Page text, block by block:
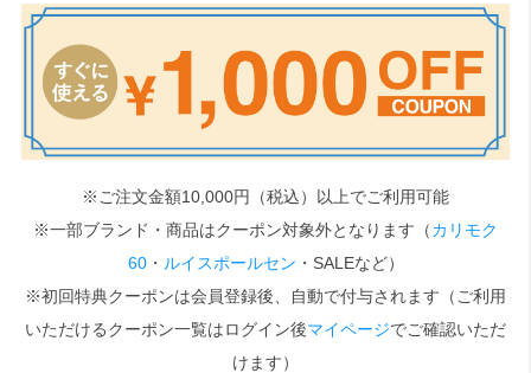
検索
※ご注文金額10,000円（税込）以上でご利用可能
※一部ブランド・商品はクーポン対象外となります（カリモク
60・ ルイスポールセン ・SALEなど）
※初回特典クーポンは会員登録後、自動で付与されます（ご利用
いただけるクーポン一覧はログイン後マイページでご確認いただ
けます）